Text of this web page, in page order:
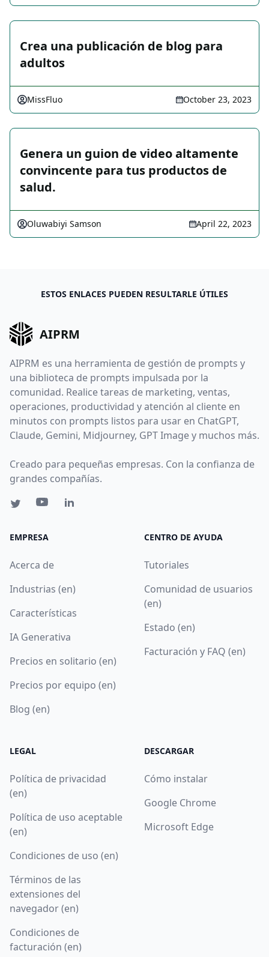
Crea una publicación de blog para
adultos
MissFluo October 23, 2023
Genera un guion de video altamente
convincente para tus productos de
salud.
Oluwabiyi Samson April 22, 2023
ESTOS ENLACES PUEDEN RESULTARLE ÚTILES
AIPRM
AIPRM es una herramienta de gestión de prompts y
una biblioteca de prompts impulsada por la
comunidad. Realice tareas de marketing, ventas,
operaciones, productividad y atención al cliente en
minutos con prompts listos para usar en ChatGPT,
Claude, Gemini, Midjourney, GPT Image y muchos más.
Creado para pequeñas empresas. Con la confianza de
grandes compañías.
EMPRESA
Acerca de
Industrias (en)
Características
IA Generativa
Precios en solitario (en)
Precios por equipo (en)
Blog (en)
CENTRO DE AYUDA
Tutoriales
Comunidad de usuarios
(en)
Estado (en)
Facturación y FAQ (en)
LEGAL
Política de privacidad
(en)
Política de uso aceptable
(en)
Condiciones de uso (en)
Términos de las
extensiones del
navegador (en)
Condiciones de
facturación (en)
DESCARGAR
Cómo instalar
Google Chrome
Microsoft Edge